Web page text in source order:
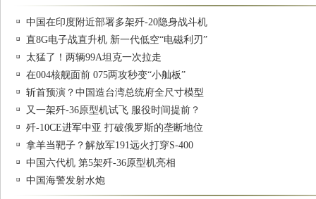
中国在印度附近部署多架歼-20隐身战斗机
直8G电子战直升机 新一代低空“电磁利刃”
太猛了！两辆99A坦克一次拉走
在004核舰面前 075两攻秒变“小舢板”
斩首预演？中国造台湾总统府全尺寸模型
又一架歼-36原型机试飞 服役时间提前？
歼-10CE进军中亚 打破俄罗斯的垄断地位
拿羊当靶子？解放军191远火打穿S-400
中国六代机 第5架歼-36原型机亮相
中国海警发射水炮